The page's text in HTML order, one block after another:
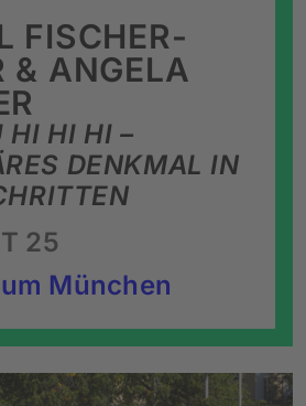
HI HI HI –
DENKMAL IN
FISCHER-
& ANGELA
25
München